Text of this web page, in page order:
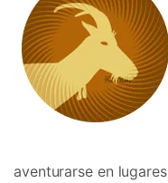
aventurarse en